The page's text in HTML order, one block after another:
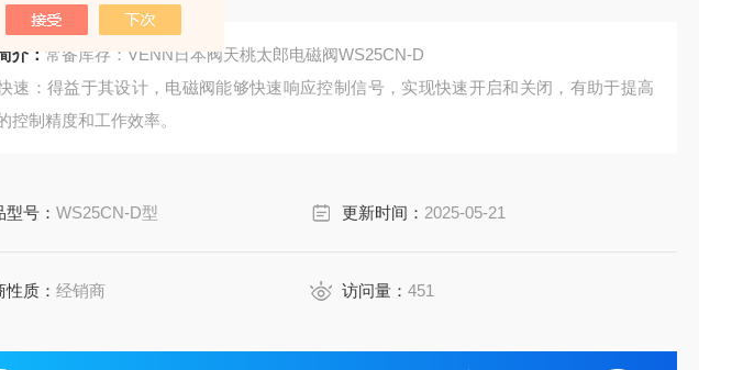
介：常备库存：VENN日本阀天桃太郎电磁阀WS25CN-D
速：得益于其设计，电磁阀能够快速响应控制信号，实现快速开启和关闭，有助于提高
控制精度和工作效率。
型号：WS25CN-D型 更新时间： 2025-05-21
性质：经销商 访问量： 451